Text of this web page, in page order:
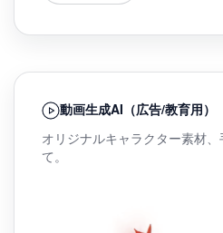
動画生成AI（広告/教育用）
オリジナルキャラクター素材
て。